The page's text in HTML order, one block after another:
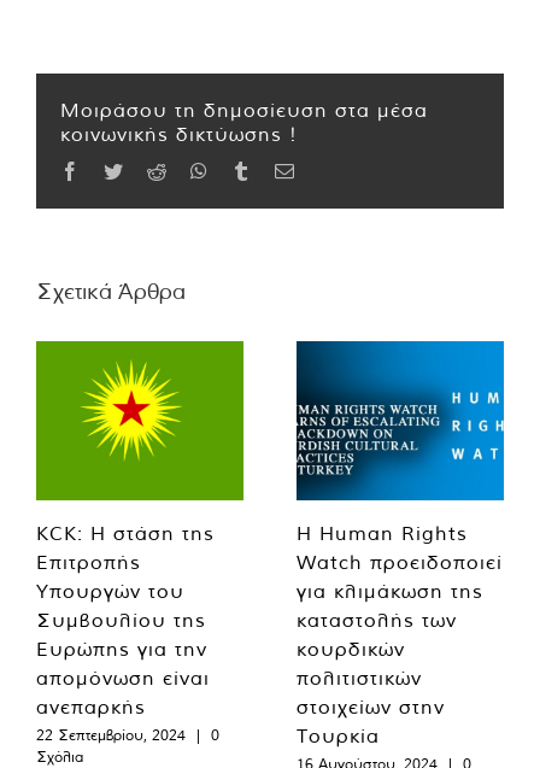
Μοιράσου τη δημοσίευση στα μέσα
κοινωνικής δικτύωσης !
Facebook
TwitterReddit WhatsApp
TumblrEmail
Σχετικά Άρθρα
KCK: Η στάση της
Επιτροπής
Υπουργών του
Συμβουλίου της
Ευρώπης για την
απομόνωση είναι
ανεπαρκής
22 Σεπτεμβρίου, 2024 |
0
Σχόλια
Η Human Rights
Watch προειδοποιεί
για κλιμάκωση της
καταστολής των
κουρδικών
πολιτιστικών
στοιχείων στην
Τουρκία
16 Αυγούστου, 2024 |
0